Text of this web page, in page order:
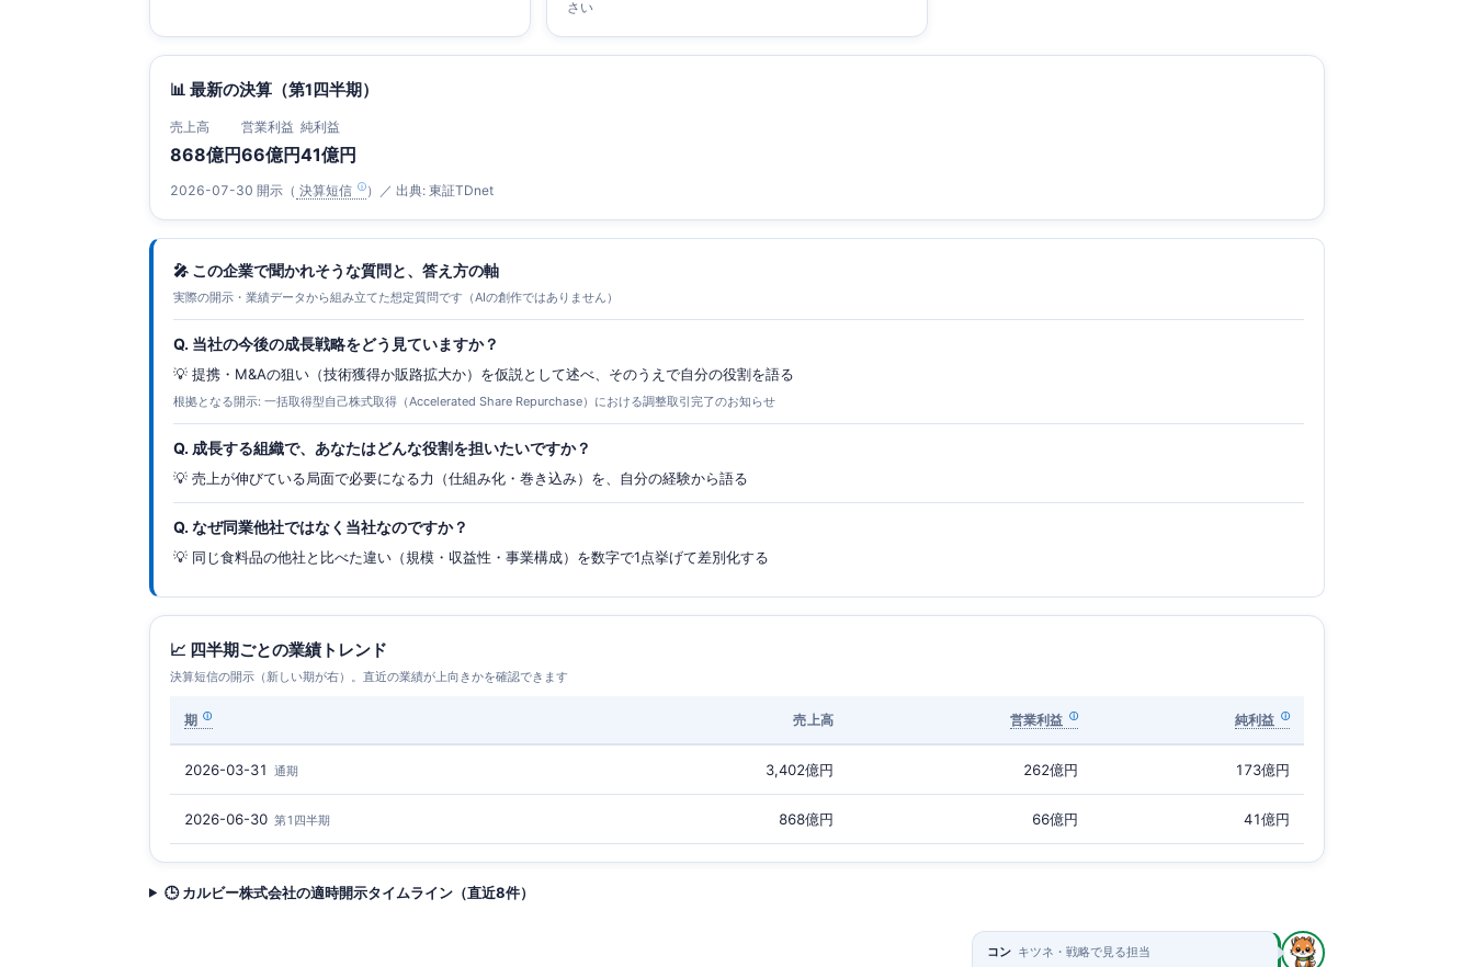
さい
📊 最新の決算（第1四半期）
売上高
868億円
営業利益
66億円
純利益
41億円
2026-07-30 開示（ 決算短信 ）／ 出典: 東証TDnet
🎤 この企業で聞かれそうな質問と、答え方の軸
実際の開示・業績データから組み立てた想定質問です（AIの創作ではありません）
Q. 当社の今後の成長戦略をどう見ていますか？
💡 提携・M&Aの狙い（技術獲得か販路拡大か）を仮説として述べ、そのうえで自分の役割を語る
根拠となる開示: 一括取得型自己株式取得（Accelerated Share Repurchase）における調整取引完了のお知らせ
Q. 成長する組織で、あなたはどんな役割を担いたいですか？
💡 売上が伸びている局面で必要になる力（仕組み化・巻き込み）を、自分の経験から語る
Q. なぜ同業他社ではなく当社なのですか？
💡 同じ食料品の他社と比べた違い（規模・収益性・事業構成）を数字で1点挙げて差別化する
📈 四半期ごとの業績トレンド
決算短信の開示（新しい期が右）。直近の業績が上向きかを確認できます
期 売上高 営業利益 純利益
2026-03-31 通期 3,402億円 262億円 173億円
2026-06-30 第1四半期 868億円 66億円 41億円
🕒 カルビー株式会社の適時開示タイムライン（直近8件）
コン キツネ・戦略で見る担当